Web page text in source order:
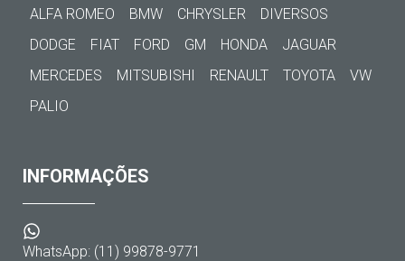
ALFA ROMEO BMW CHRYSLER
DIVERSOS
DODGE
FIAT FORD GM HONDA
JAGUAR
MERCEDES
MITSUBISHI RENAULT TOYOTA
VW
PALIO
INFORMAÇÕES
WhatsApp: (11) 99878-9771